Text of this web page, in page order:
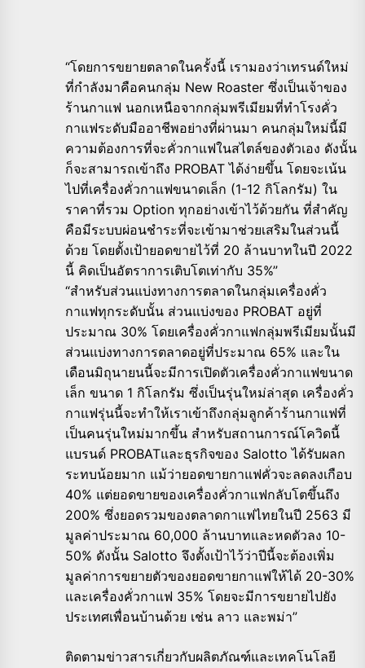
“โดยการขยายตลาดในครั้งนี้ เรามองว่าเทรนด์ใหม่
ที่กำลังมาคือคนกลุ่ม New Roaster ซึ่งเป็นเจ้าของ
ร้านกาแฟ นอกเหนือจากกลุ่มพรีเมียมที่ทำโรงคั่ว
กาแฟระดับมืออาชีพอย่างที่ผ่านมา คนกลุ่มใหม่นี้มี
ความต้องการที่จะคั่วกาแฟในสไตล์ของตัวเอง ดังนั้น
ก็จะสามารถเข้าถึง PROBAT ได้ง่ายขึ้น โดยจะเน้น
ไปที่เครื่องคั่วกาแฟขนาดเล็ก (1-12 กิโลกรัม) ใน
ราคาที่รวม Option ทุกอย่างเข้าไว้ด้วยกัน ที่สำคัญ
คือมีระบบผ่อนชำระที่จะเข้ามาช่วยเสริมในส่วนนี้
ด้วย โดยตั้งเป้ายอดขายไว้ที่ 20 ล้านบาทในปี 2022
นี้ คิดเป็นอัตราการเติบโตเท่ากับ 35%”
“สำหรับส่วนแบ่งทางการตลาดในกลุ่มเครื่องคั่ว
กาแฟทุกระดับนั้น ส่วนแบ่งของ PROBAT อยู่ที่
ประมาณ 30% โดยเครื่องคั่วกาแฟกลุ่มพรีเมียมนั้นมี
ส่วนแบ่งทางการตลาดอยู่ที่ประมาณ 65% และใน
เดือนมิถุนายนนี้จะมีการเปิดตัวเครื่องคั่วกาแฟขนาด
เล็ก ขนาด 1 กิโลกรัม ซึ่งเป็นรุ่นใหม่ล่าสุด เครื่องคั่ว
กาแฟรุ่นนี้จะทำให้เราเข้าถึงกลุ่มลูกค้าร้านกาแฟที่
เป็นคนรุ่นใหม่มากขึ้น สำหรับสถานการณ์โควิดนี้
แบรนด์ PROBATและธุรกิจของ Salotto ได้รับผลก
ระทบน้อยมาก แม้ว่ายอดขายกาแฟคั่วจะลดลงเกือบ
40% แต่ยอดขายของเครื่องคั่วกาแฟกลับโตขึ้นถึง
200% ซึ่งยอดรวมของตลาดกาแฟไทยในปี 2563 มี
มูลค่าประมาณ 60,000 ล้านบาทและหดตัวลง 10-
50% ดังนั้น Salotto จึงตั้งเป้าไว้ว่าปีนี้จะต้องเพิ่ม
มูลค่าการขยายตัวของยอดขายกาแฟให้ได้ 20-30%
และเครื่องคั่วกาแฟ 35% โดยจะมีการขยายไปยัง
ประเทศเพื่อนบ้านด้วย เช่น ลาว และพม่า”
ติดตามข่าวสารเกี่ยวกับผลิตภัณฑ์และเทคโนโลยี